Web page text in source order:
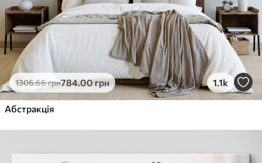
1306.66грн784.00грн 1.1k
Абстракція